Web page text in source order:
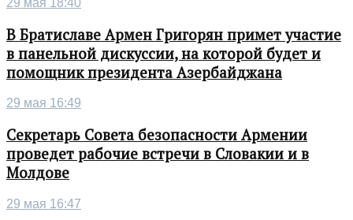
29 мая 18:40
В Братиславе Армен Григорян примет участие
в панельной дискуссии, на которой будет и
помощник президента Азербайджана
29 мая 16:49
Секретарь Совета безопасности Армении
проведет рабочие встречи в Словакии и в
Молдове
29 мая 16:47